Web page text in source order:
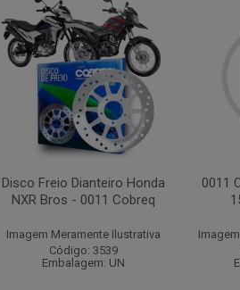
Disco Freio Dianteiro Honda
NXR Bros - 0011 Cobreq
Imagem Meramente Ilustrativa
Código: 3539
Embalagem: UN
0011